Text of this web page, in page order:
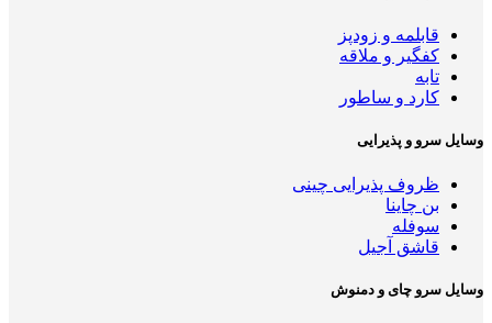
قابلمه و زودپز
کفگیر و ملاقه
تابه
کارد و ساطور
وسایل سرو و پذیرایی
ظروف پذیرایی چینی
بن چاینا
سوفله
قاشق آجیل
وسایل سرو چای و دمنوش